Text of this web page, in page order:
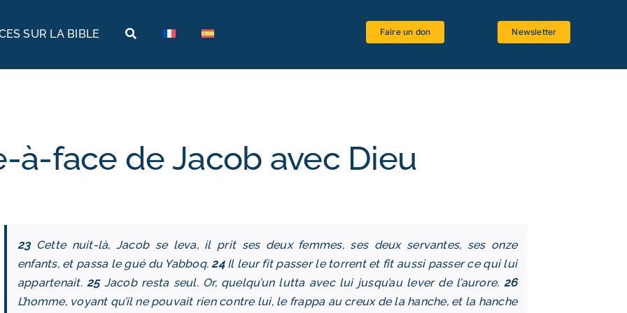
SUR LA BIBLE
Égypte
Jordanie
Turquie
Faire un don Newsletter
à-face de Jacob avec Dieu
23Cette nuit-là, Jacob se leva, il prit ses deux femmes, ses deux servantes, ses onze
enfants, et passa le gué du Yabboq.24Il leur fit passer le torrent et fit aussi passer ce qui lui
appartenait.25Jacob resta seul. Or, quelqu’un lutta avec lui jusqu’au lever de l’aurore. 26
L’homme, voyant qu’il ne pouvait rien contre lui, le frappa au creux de la hanche, et la hanche